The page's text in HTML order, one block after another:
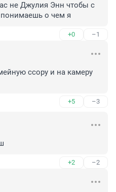
не Джулия Энн чтобы с
о чем я
+0 –1
ссору и на камеру
+5 –3
+2 –2